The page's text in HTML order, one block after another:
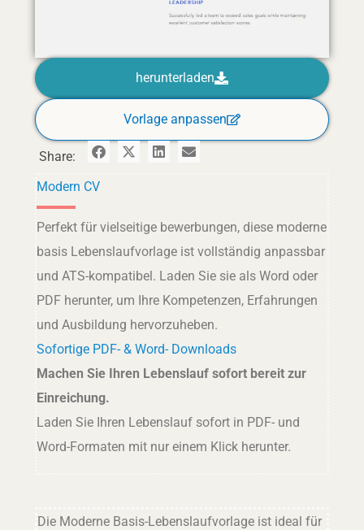
herunterladen
Vorlage anpassen
Share:
Modern CV
Perfekt für vielseitige bewerbungen, diese moderne
basis Lebenslaufvorlage ist vollständig anpassbar
und ATS-kompatibel. Laden Sie sie als Word oder
PDF herunter, um Ihre Kompetenzen, Erfahrungen
und Ausbildung hervorzuheben.
Sofortige PDF- & Word- Downloads
Machen Sie Ihren Lebenslauf sofort bereit zur
Einreichung.
Laden Sie Ihren Lebenslauf sofort in PDF- und
Word-Formaten mit nur einem Klick herunter.
Die Moderne Basis-Lebenslaufvorlage ist ideal für